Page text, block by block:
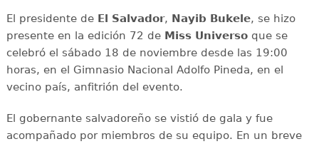
El presidente de El Salvador, Nayib Bukele, se hizo
presente en la edición 72 de Miss Universoque se
celebró el sábado 18 de noviembre desde las 19:00
horas, en el Gimnasio Nacional Adolfo Pineda, en el
vecino país, anfitrión del evento.
El gobernante salvadoreño se vistió de gala y fue
acompañado por miembros de su equipo. En un breve